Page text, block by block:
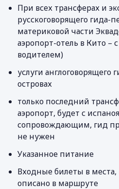
При всех трансферах и
русскоговорящего гида-
материковой части
аэропорт-отель в Кито –
водителем)
услуги англоговорящего
островах
только последний
аэропорт, будет с
сопровождающим, гид
не нужен
Указанное питание
Входные билеты в
описано в маршруте